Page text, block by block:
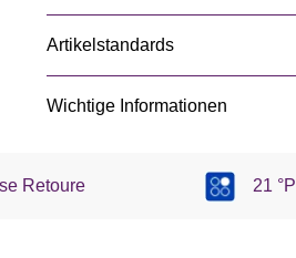
Artikelstandards
Wichtige Informationen
Retoure 21